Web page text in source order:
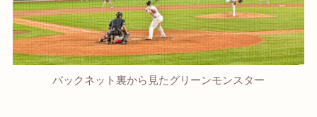
バックネット裏から見たグリーンモンスター